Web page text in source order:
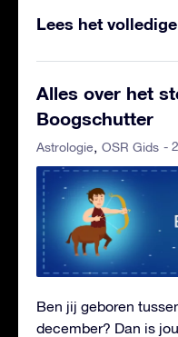
Lees het
Alles over het
Boogschutter
Astrologie OSR Gids -
Ben jij geboren
december? Dan is